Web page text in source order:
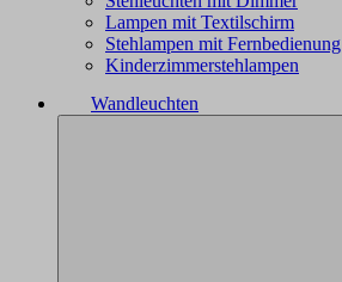
Lampen mit Textilschirm
Stehlampen mit Fernbedienung
Kinderzimmerstehlampen
Wandleuchten